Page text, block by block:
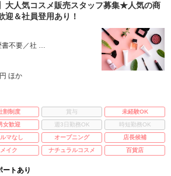
大人気コスメ販売スタッフ募集★人気の商
迎＆社員登用あり！
書不要／社 …
ほか
割制度 賞与
未経験OK
女歓迎 週3日勤務OK
時短勤務OK
ルマなし オープニング
店長候補
メイク ナチュラルコスメ 百貨店
ートあり